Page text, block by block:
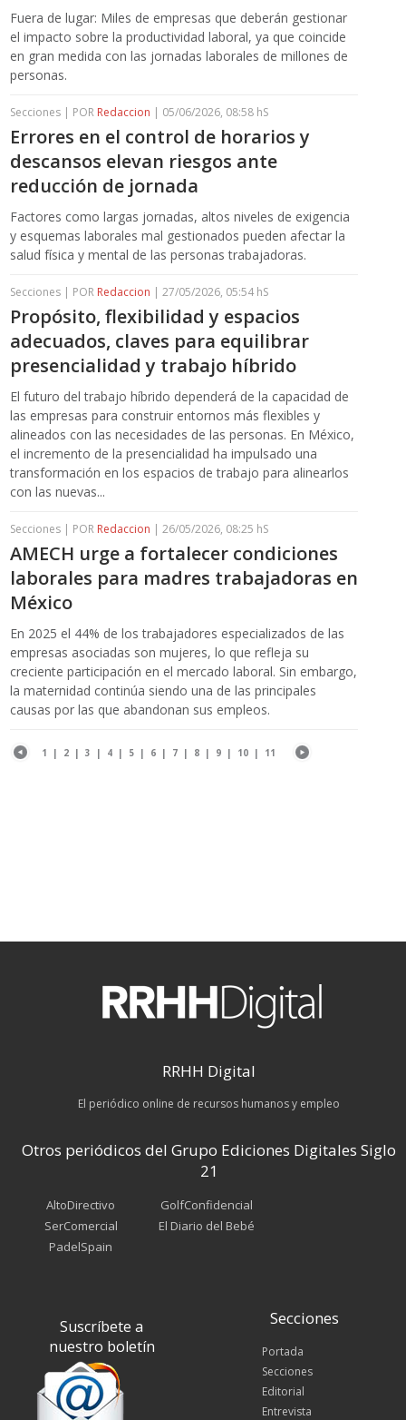
Fuera de lugar: Miles de empresas que deberán gestionar
el impacto sobre la productividad laboral, ya que coincide
en gran medida con las jornadas laborales de millones de
personas.
Secciones | POR Redaccion | 05/06/2026, 08:58 hS
Errores en el control de horarios y
descansos elevan riesgos ante
reducción de jornada
Factores como largas jornadas, altos niveles de exigencia
y esquemas laborales mal gestionados pueden afectar la
salud física y mental de las personas trabajadoras.
Secciones | POR Redaccion | 27/05/2026, 05:54 hS
Propósito, flexibilidad y espacios
adecuados, claves para equilibrar
presencialidad y trabajo híbrido
El futuro del trabajo híbrido dependerá de la capacidad de
las empresas para construir entornos más flexibles y
alineados con las necesidades de las personas. En México,
el incremento de la presencialidad ha impulsado una
transformación en los espacios de trabajo para alinearlos
con las nuevas...
Secciones | POR Redaccion | 26/05/2026, 08:25 hS
AMECH urge a fortalecer condiciones
laborales para madres trabajadoras en
México
En 2025 el 44% de los trabajadores especializados de las
empresas asociadas son mujeres, lo que refleja su
creciente participación en el mercado laboral. Sin embargo,
la maternidad continúa siendo una de las principales
causas por las que abandonan sus empleos.
1 | 2 |3 | 4 | 5 | 6 | 7 | 8 | 9 | 10 | 11
RRHH Digital
El periódico online de recursos humanos y empleo
Otros periódicos del Grupo Ediciones Digitales Siglo
21
AltoDirectivo
SerComercial
PadelSpain
GolfConfidencial
El Diario del Bebé
Suscríbete a
nuestro boletín
Secciones
Portada
Secciones
Editorial
Entrevista